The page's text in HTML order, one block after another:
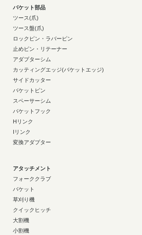
バケット部品
ツース(爪)
ツース盤(爪)
ロックピン・ラバーピン
止めピン・リテーナー
アダプターシム
カッティングエッジ(バケットエッジ)
サイドカッター
バケットピン
スペーサーシム
バケットフック
Hリンク
Iリンク
変換アダプター
アタッチメント
フォーククラブ
バケット
草刈り機
クイックヒッチ
大割機
小割機